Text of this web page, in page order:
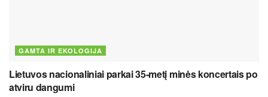
GAMTA IR EKOLOGIJA
Lietuvos nacionaliniai parkai 35-metį minės koncertais po
atviru dangumi